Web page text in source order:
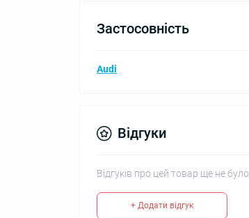
Застосовність
Audi
Відгуки
Відгуків про цей товар ще не було.
+ Додати відгук